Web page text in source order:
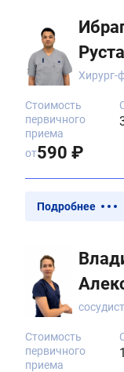
Хирург-
Стоимость
первичного
приема
от590 ₽
Подробнее
Стоимость
первичного
приема